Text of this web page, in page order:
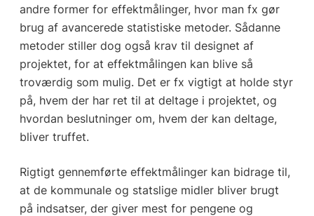
andre former for effektmålinger, hvor man fx gør
brug af avancerede statistiske metoder. Sådanne
metoder stiller dog også krav til designet af
projektet, for at effektmålingen kan blive så
troværdig som mulig. Det er fx vigtigt at holde styr
på, hvem der har ret til at deltage i projektet, og
hvordan beslutninger om, hvem der kan deltage,
bliver truffet.
Rigtigt gennemførte effektmålinger kan bidrage til,
at de kommunale og statslige midler bliver brugt
på indsatser, der giver mest for pengene og